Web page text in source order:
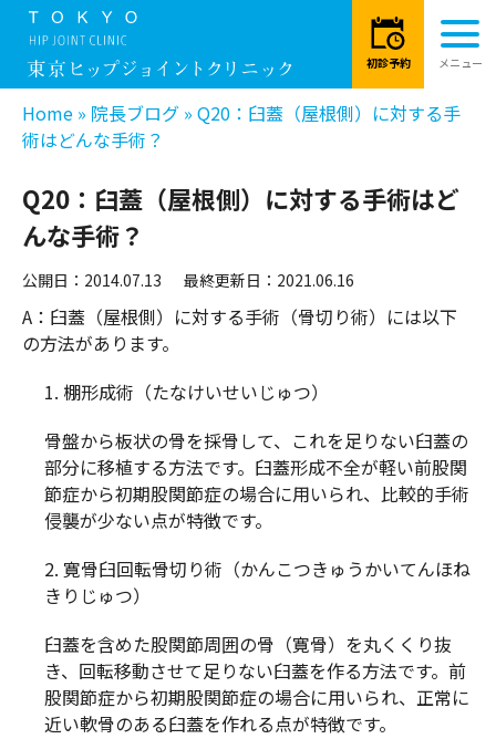
Home » 院長ブログ » Q20：臼蓋（屋根側）に対する手
術はどんな手術？
Q20：臼蓋（屋根側）に対する手術はど
んな手術？
公開日：2014.07.13 最終更新日：2021.06.16
A：臼蓋（屋根側）に対する手術（骨切り術）には以下
の方法があります。
1. 棚形成術（たなけいせいじゅつ）
骨盤から板状の骨を採骨して、これを足りない臼蓋の
部分に移植する方法です。臼蓋形成不全が軽い前股関
節症から初期股関節症の場合に用いられ、比較的手術
侵襲が少ない点が特徴です。
2. 寛骨臼回転骨切り術（かんこつきゅうかいてんほね
きりじゅつ）
臼蓋を含めた股関節周囲の骨（寛骨）を丸くくり抜
き、回転移動させて足りない臼蓋を作る方法です。前
股関節症から初期股関節症の場合に用いられ、正常に
近い軟骨のある臼蓋を作れる点が特徴です。